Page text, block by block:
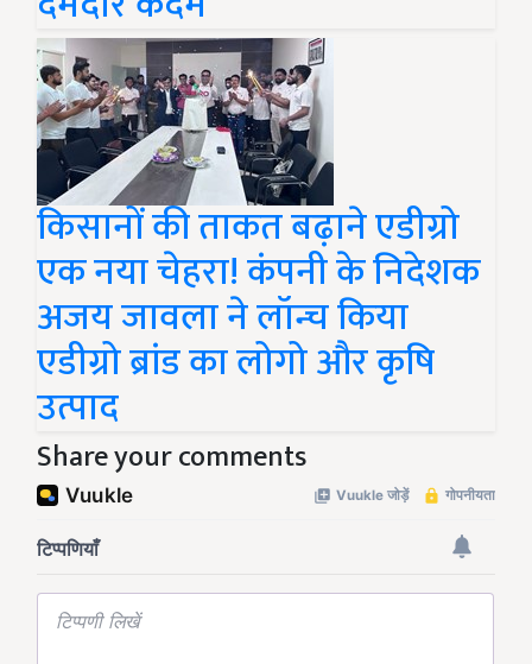
किसानों की ताकत बढ़ाने एडीग्रो
एक नया चेहरा! कंपनी के निदेशक
अजय जावला ने लॉन्च किया
एडीग्रो ब्रांड का लोगो और कृषि
उत्पाद
Share your comments